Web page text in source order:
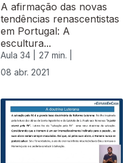
A afirmação das novas
tendências renascentistas
em Portugal: A
escultura...
Aula 34 |
27 min. |
08 abr. 2021